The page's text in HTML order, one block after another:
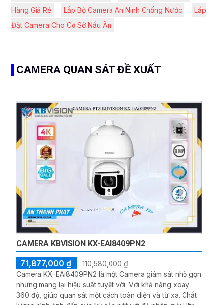
Hàng Giá Rẻ
Lắp Bộ Camera An Ninh Chống Nước
Lắp
Đặt Camera Cho Cơ Sở Nấu Ăn
CAMERA QUAN SÁT ĐỀ XUẤT
CAMERA KBVISION KX-EAI8409PN2
71,877,000 ₫
110,580,000 ₫
Camera KX-EAi8409PN2 là một Camera giám sát nhỏ gọn
nhưng mang lại hiệu suất tuyệt vời. Với khả năng xoay
360 độ, giúp quan sát một cách toàn diện và từ xa. Chất